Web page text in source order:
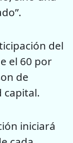
del
el 60 por
de
capital.
iniciará